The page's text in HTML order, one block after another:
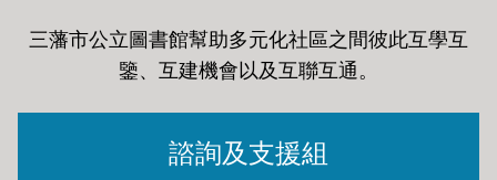
三藩市公立圖書館幫助多元化社區之間彼此互學互
鑒、互建機會以及互聯互通。
諮詢及支援組